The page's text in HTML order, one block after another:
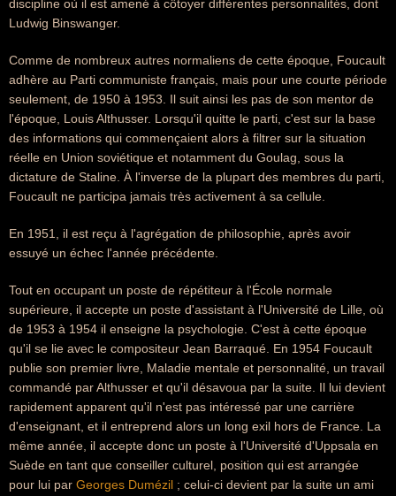
discipline où il est amené à côtoyer différentes personnalités, dont
Ludwig Binswanger.
Comme de nombreux autres normaliens de cette époque, Foucault
adhère au Parti communiste français, mais pour une courte période
seulement, de 1950 à 1953. Il suit ainsi les pas de son mentor de
l'époque, Louis Althusser. Lorsqu'il quitte le parti, c'est sur la base
des informations qui commençaient alors à filtrer sur la situation
réelle en Union soviétique et notamment du Goulag, sous la
dictature de Staline. À l'inverse de la plupart des membres du parti,
Foucault ne participa jamais très activement à sa cellule.
En 1951, il est reçu à l'agrégation de philosophie, après avoir
essuyé un échec l'année précédente.
Tout en occupant un poste de répétiteur à l'École normale
supérieure, il accepte un poste d'assistant à l'Université de Lille, où
de 1953 à 1954 il enseigne la psychologie. C'est à cette époque
qu'il se lie avec le compositeur Jean Barraqué. En 1954 Foucault
publie son premier livre, Maladie mentale et personnalité, un travail
commandé par Althusser et qu'il désavoua par la suite. Il lui devient
rapidement apparent qu'il n'est pas intéressé par une carrière
d'enseignant, et il entreprend alors un long exil hors de France. La
même année, il accepte donc un poste à l'Université d'Uppsala en
Suède en tant que conseiller culturel, position qui est arrangée
pour lui par Georges Dumézil ; celui-ci devient par la suite un ami